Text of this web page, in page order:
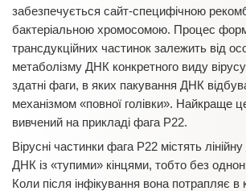
забезпечується сайт-специфічною
бактеріальною хромосомою. Процес
трансдукційних частинок залежить від
метаболізму ДНК конкретного виду
здатні фаги, в яких пакування ДНК
механізмом «повної голівки». Найкраще
вивчений на прикладі фага P22.
Вірусні частинки фага P22 містять
ДНК із «тупими» кінцями, тобто без
Коли після інфікування вона потрапляє в